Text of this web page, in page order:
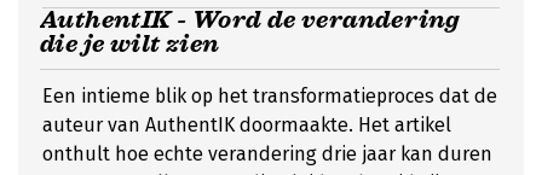
AuthentIK - Word de verandering
die je wilt zien
Een intieme blik op het transformatieproces dat de
auteur van AuthentIK doormaakte. Het artikel
onthult hoe echte verandering drie jaar kan duren